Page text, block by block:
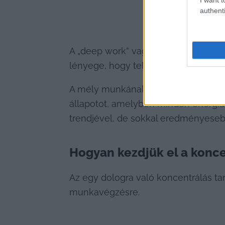
A „deep work” vagy mély munka
lényege, hogy teljes figyelmünket
A mély munkának számos előnye
állapotot, amelyben minden
trendjével, de sokkal
Hogyan kezdjük el a
Az egy dologra való koncentrálás
munkavégzésre.